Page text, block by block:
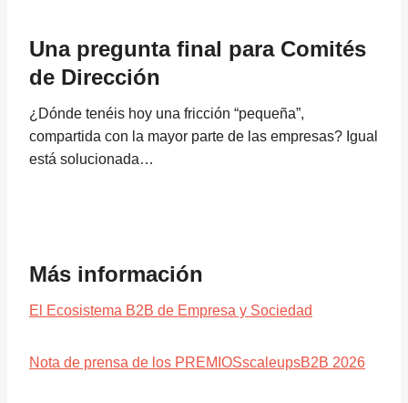
Una pregunta final para Comités
de Dirección
¿Dónde tenéis hoy una fricción “pequeña”,
compartida con la mayor parte de las empresas? Igual
está solucionada…
Más información
El Ecosistema B2B de Empresa y Sociedad
Nota de prensa de los PREMIOSscaleupsB2B 2026